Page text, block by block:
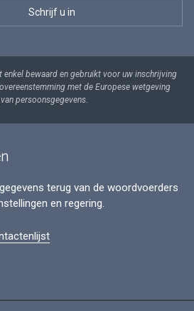
enkel bewaard en gebruikt voor uw inschrijving
met de Europese wetgeving
persoonsgegevens.
terug van de woordvoerders
en regering.